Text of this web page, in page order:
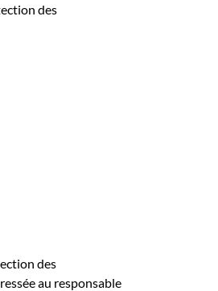
des
des
au responsable